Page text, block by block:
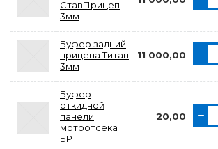
СтавПрицеп
3мм
Буфер задний
прицепа Титан
3мм
11 000,00
Буфер
откидной
панели
мотоотсека
БРТ
20,00